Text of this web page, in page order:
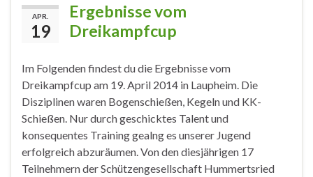
APR.
19
Ergebnisse vom
Dreikampfcup
Im Folgenden findest du die Ergebnisse vom
Dreikampfcup am 19. April 2014 in Laupheim. Die
Disziplinen waren Bogenschießen, Kegeln und KK-
Schießen. Nur durch geschicktes Talent und
konsequentes Training gealng es unserer Jugend
erfolgreich abzuräumen. Von den diesjährigen 17
Teilnehmern der Schützengesellschaft Hummertsried